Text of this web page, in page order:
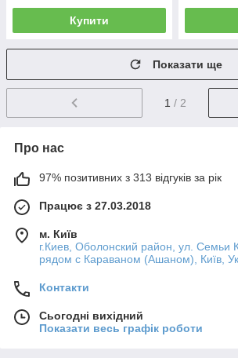
Купити
Показати ще
1 / 2
Про нас
97% позитивних з 313 відгуків за рік
Працює з 27.03.2018
м. Київ
г.Киев, Оболонский район, ул. Семьи
рядом с Караваном (Ашаном), Київ,
Контакти
Сьогодні вихідний
Показати весь графік роботи